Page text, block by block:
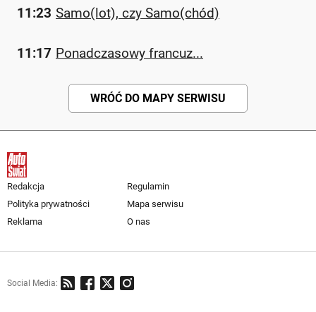
11:23 Samo(lot), czy Samo(chód)
11:17 Ponadczasowy francuz...
WRÓĆ DO MAPY SERWISU
Redakcja
Regulamin
Polityka prywatności
Mapa serwisu
Reklama
O nas
Social Media: